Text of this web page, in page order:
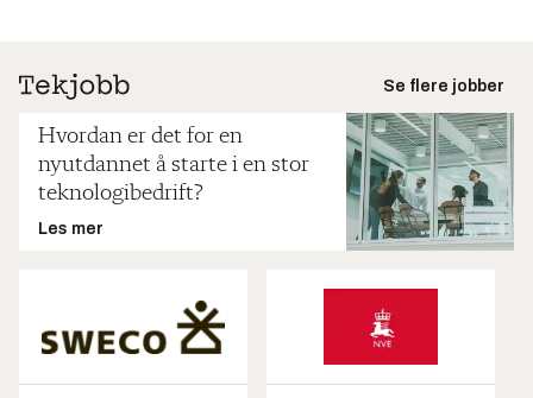
Se flere jobber
Hvordan er det for en
nyutdannet å starte i en stor
teknologibedrift?
Les mer